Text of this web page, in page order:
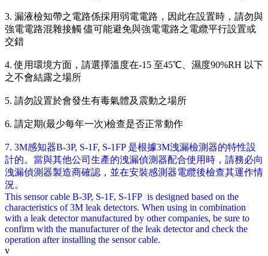
3. 漏液檢知帶之電路係採用弱電電路，因此在設置時，請勿與
強電電路混雜接觸 儘可能避免與強電電路之電纜平行設置或
交錯
4. 使用環境方面，請選擇溫度在-15 至45℃、濕度90%RH 以下
之不會結露之場所
5. 請勿設置於會發生有毒氣體及震動之場所
6. 請定期(最少每年一次)檢查是否正常動作
7. 3M感知器B-3P, S-1F, S-1FP 是根據3M洩漏檢測器的特性設
計的。當與其他公司生產的洩漏偵測器配合使用時，請務必向
洩漏偵測器製造商確認，並在安裝感測器電纜後檢查其運作情
況。
This sensor cable B-3P, S-1F, S-1FP is designed based on the
characteristics of 3M leak detectors. When using in combination
with a leak detector manufactured by other companies, be sure to
confirm with the manufacturer of the leak detector and check the
operation after installing the sensor cable.
v